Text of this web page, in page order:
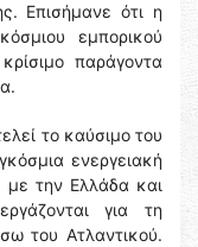
Επισήμανε ότι η
εμπορικού
παράγοντα
το καύσιμο του
ενεργειακή
με την Ελλάδα και
για τη
του Ατλαντικού.